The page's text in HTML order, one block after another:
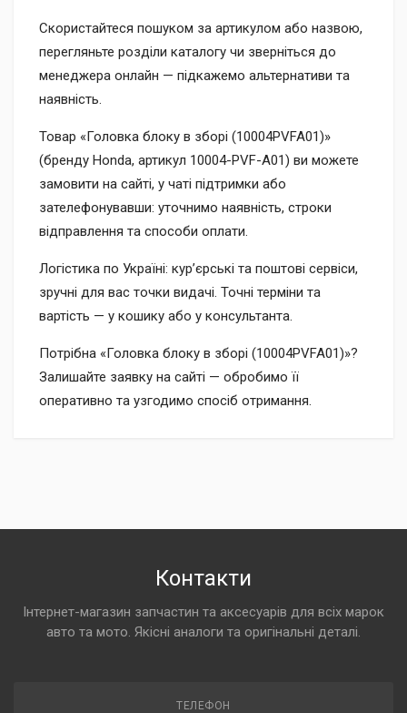
Скористайтеся пошуком за артикулом або назвою,
перегляньте розділи каталогу чи зверніться до
менеджера онлайн — підкажемо альтернативи та
наявність.
Товар «Головка блоку в зборі (10004PVFA01)»
(бренду Honda, артикул 10004-PVF-A01) ви можете
замовити на сайті, у чаті підтримки або
зателефонувавши: уточнимо наявність, строки
відправлення та способи оплати.
Логістика по Україні: кур’єрські та поштові сервіси,
зручні для вас точки видачі. Точні терміни та
вартість — у кошику або у консультанта.
Потрібна «Головка блоку в зборі (10004PVFA01)»?
Залишайте заявку на сайті — обробимо її
оперативно та узгодимо спосіб отримання.
Контакти
Інтернет-магазин запчастин та аксесуарів для всіх марок
авто та мото. Якісні аналоги та оригінальні деталі.
ТЕЛЕФОН